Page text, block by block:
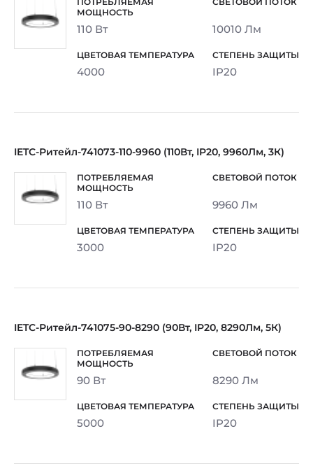
110 Вт 10010 Лм
4000 IP20
IETC-Ритейл-741073-110-9960 (110Вт, IP20, 9960Лм, 3К)
110 Вт 9960 Лм
3000 IP20
IETC-Ритейл-741075-90-8290 (90Вт, IP20, 8290Лм, 5К)
90 Вт 8290 Лм
5000 IP20